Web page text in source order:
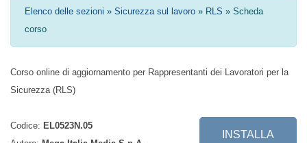
Elenco delle sezioni»Sicurezza sul lavoro»RLS» Scheda corso
la Sicurezza (RLS)
Autore: Mega Italia Media S.p.A.
INSTALLA